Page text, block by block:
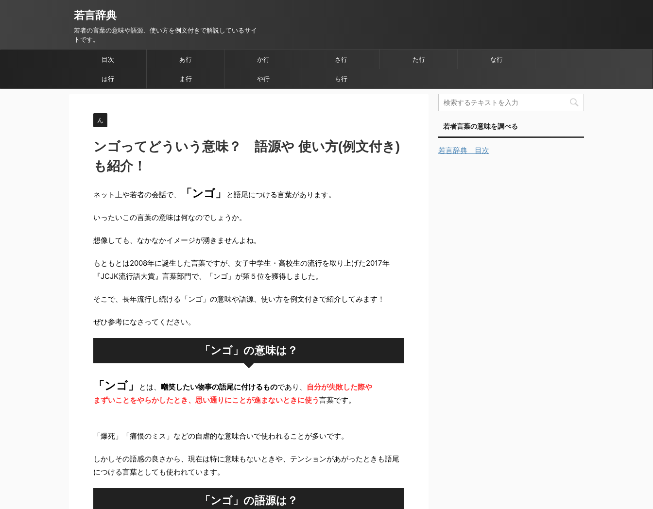
若言辞典
若者の言葉の意味や語源、使い方を例文付きで解説しているサイ
トです。
目次 あ行 か行 さ行 た行 な行
は行 ま行 や行 ら行
ん
ンゴってどういう意味？ 語源や 使い方(例文付き)
も紹介！
ネット上や若者の会話で、 「ンゴ」 と語尾につける言葉があります。
いったいこの言葉の意味は何なのでしょうか。
想像しても、なかなかイメージが湧きませんよね。
もともとは2008年に誕生した言葉ですが、女子中学生・高校生の流行を取り上げた2017年
『JCJK流行語大賞』言葉部門で、「ンゴ」が第５位を獲得しました。
そこで、長年流行し続ける「ンゴ」の意味や語源、使い方を例文付きで紹介してみます！
ぜひ参考になさってください。
「ンゴ」の意味は？
「ンゴ」 とは、 嘲笑したい物事の語尾に付けるものであり、
自分が失敗した際や
まずいことをやらかしたとき、思い通りにことが進まないときに使う言葉です。
「爆死」「痛恨のミス」などの自虐的な意味合いで使われることが多いです。
しかしその語感の良さから、現在は特に意味もないときや、テンションがあがったときも語尾
につける言葉としても使われています。
「ンゴ」の語源は？
若者言葉の意味を調べる
若言辞典 目次